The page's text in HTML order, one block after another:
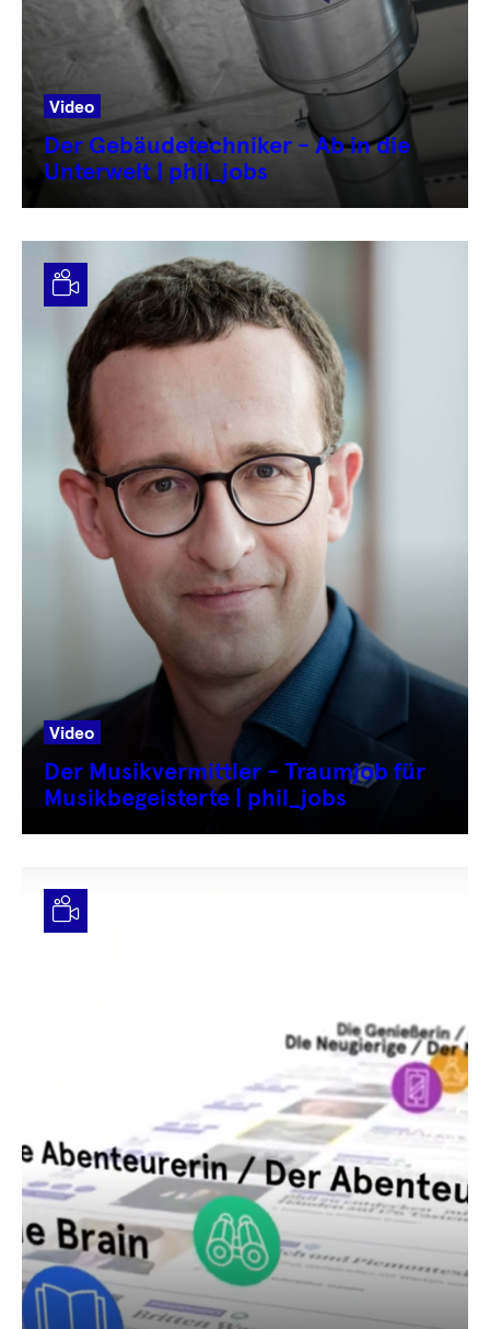
Video
Der Gebäudetechniker - Ab in die
Unterwelt | phil_jobs
Video
Video
Der Musikvermittler - Traumjob für
Musikbegeisterte | phil_jobs
Video